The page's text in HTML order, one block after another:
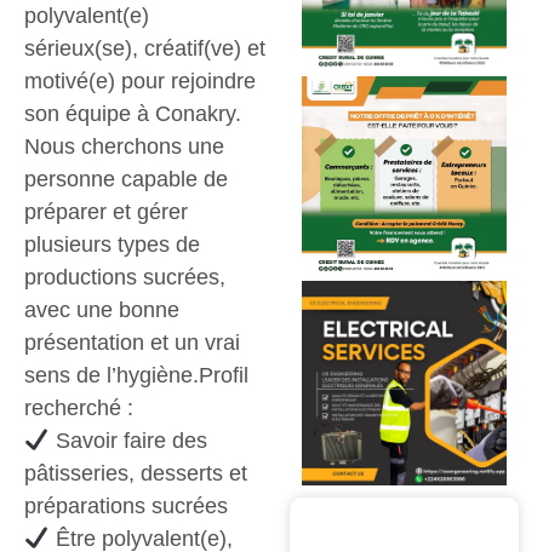
polyvalent(e)
sérieux(se), créatif(ve) et
motivé(e) pour rejoindre
son équipe à Conakry.
Nous cherchons une
personne capable de
préparer et gérer
plusieurs types de
productions sucrées,
avec une bonne
présentation et un vrai
sens de l’hygiène.Profil
recherché :
Savoir faire des
pâtisseries, desserts et
préparations sucrées
Être polyvalent(e),